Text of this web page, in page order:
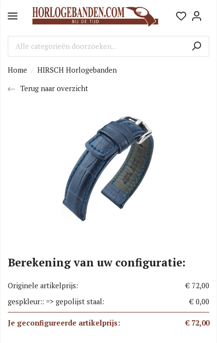
Home
HIRSCH Horlogebanden
Terug naar overzicht
Berekening van uw configuratie:
Originele artikelprijs:
€ 72,00
gespkleur:: => gepolijst staal:
€ 0,00
Je geconfigureerde artikelprijs: € 72,00